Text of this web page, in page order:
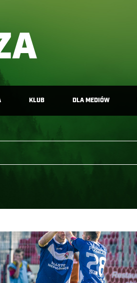
KLUB DLA MEDIÓW